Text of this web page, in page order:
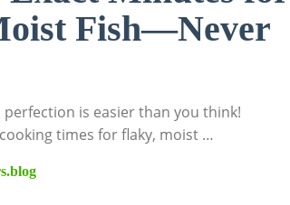
Fish—Never
is easier than you think!
times for flaky, moist …